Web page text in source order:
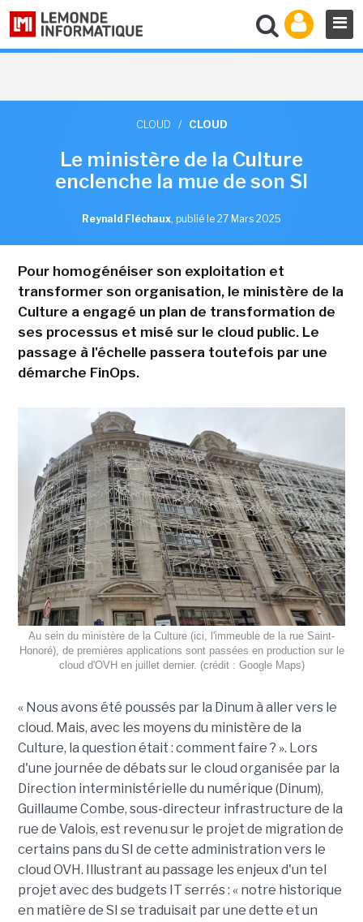
CLOUD / CLOUD
Le ministère de la Culture
enclenche la mue de son SI
Reynald Fléchaux, publié le 27 Mars 2025
Pour homogénéiser son exploitation et
transformer son organisation, le ministère de la
Culture a engagé un plan de transformation de
ses processus et misé sur le cloud public. Le
passage à l'échelle passera toutefois par une
démarche FinOps.
Au sein du ministère de la Culture (ici, l'immeuble de la rue Saint-
Honoré), de premières applications sont passées en production sur le
cloud d'OVH en juillet dernier. (crédit : Google Maps)
« Nous avons été poussés par la Dinum à aller vers le
cloud. Mais, avec les moyens du ministère de la
Culture, la question était : comment faire ? ». Lors
d'une journée de débats sur le cloud organisée par la
Direction interministérielle du numérique (Dinum),
Guillaume Combe, sous-directeur infrastructure de la
rue de Valois, est revenu sur le projet de migration de
certains pans du SI de cette administration vers le
cloud OVH. Illustrant au passage les enjeux d'un tel
projet avec des budgets IT serrés : « notre historique
en matière de SI se traduisait par une dette et un